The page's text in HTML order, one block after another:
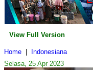
View Full Version
Home
Indonesiana
Selasa, 25 Apr 2023